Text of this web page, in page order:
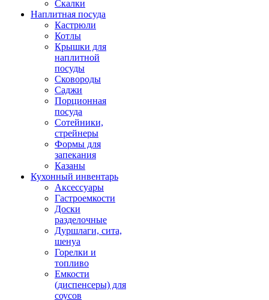
Скалки
Наплитная посуда
Кастрюли
Котлы
Крышки для
наплитной
посуды
Сковороды
Саджи
Порционная
посуда
Сотейники,
стрейнеры
Формы для
запекания
Казаны
Кухонный инвентарь
Аксессуары
Гастроемкости
Доски
разделочные
Дуршлаги, сита,
шенуа
Горелки и
топливо
Емкости
(диспенсеры) для
соусов